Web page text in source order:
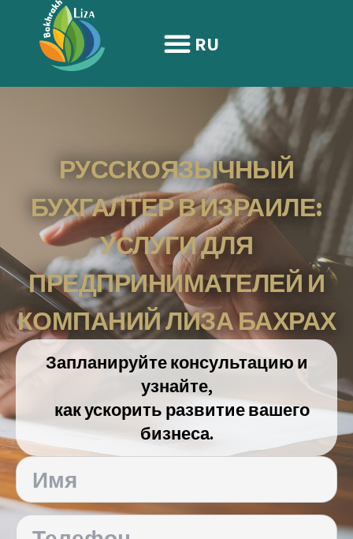
содержимому
RU
РУССКОЯЗЫЧНЫЙ
БУХГАЛТЕР В ИЗРАИЛЕ:
УСЛУГИ ДЛЯ
ПРЕДПРИНИМАТЕЛЕЙ И
КОМПАНИЙ ЛИЗА БАХРАХ
Запланируйте консультацию и
узнайте,
как ускорить развитие вашего
бизнеса.